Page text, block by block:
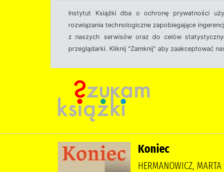
Instytut Książki dba o ochronę prywatności
rozwiązania technologiczne zapobiegające
z naszych serwisów oraz do celów
przeglądarki. Kliknij "Zamknij" aby zaakceptować
Koniec
HERMANOWICZ,